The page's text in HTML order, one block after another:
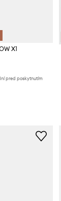
X1
pred poskytnutím